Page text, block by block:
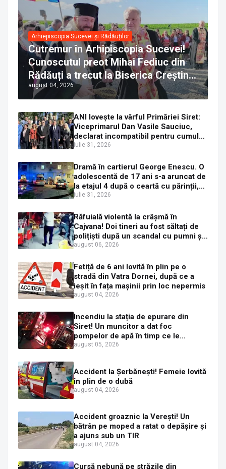
Arhiepiscopia Sucevei și Rădăuților
Cutremur în Arhipiscopia Sucevei!
Cunoscutul preot Mihai Fediuc din
Rădăuți a trecut la Biserica Creștină
Ortodoxă Valahă. ÎPS Calinic anunță
că îi pregătește judecata canonică
august 04, 2026
ANI lovește la vârful Primăriei Siret:
Viceprimarul Dan Vasile Sauciuc,
declarat incompatibil pentru cumul
de funcții
iulie 31, 2026
Dramă în cartierul George Enescu. O
adolescentă de 17 ani s-a aruncat de
la etajul 4 după o ceartă cu părinții,
pe fondul consumului de alcool în
iulie 31, 2026
Răfuială violentă la crâșmă în
Cajvana! Doi tineri au fost săltați de
polițiști după un scandal cu pumni și
mașini distruse
august 06, 2026
Fetiță de 6 ani lovită în plin pe o
stradă din Vatra Dornei, după ce a
ieșit în fața mașinii prin loc nepermis
august 04, 2026
Incendiu la stația de epurare din
Siret! Un muncitor a dat foc
pompelor de apă în timp ce le
alimenta cu combustibil
august 05, 2026
Accident la Șerbănești! Femeie lovită
în plin de o dubă
august 04, 2026
Accident groaznic la Verești! Un
bătrân pe moped a ratat o depășire și
a ajuns sub un TIR
august 04, 2026
Cursă nebună pe străzile din